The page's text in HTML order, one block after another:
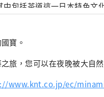
中包括茶道這一日本特色文
寶。
旅，您可以在夜晚被大自
www.knt.co.jp/ec/